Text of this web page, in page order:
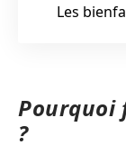
Les
Pourquoi
?